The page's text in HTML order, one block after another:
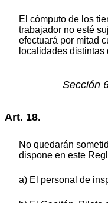
El cómputo de los
trabajador no esté
efectuará por mitad
localidades
Sección
Art. 18.
No quedarán
dispone en este
a) El personal de